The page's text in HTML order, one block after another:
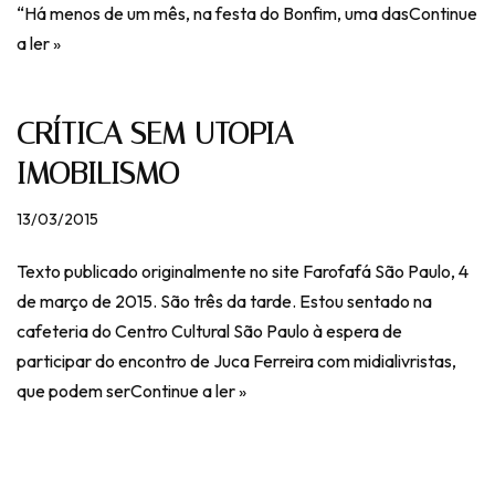
“Há menos de um mês, na festa do Bonfim, uma dasContinue
a ler »
CRÍTICA SEM UTOPIA =
IMOBILISMO
13/03/2015
Texto publicado originalmente no site Farofafá São Paulo, 4
de março de 2015. São três da tarde. Estou sentado na
cafeteria do Centro Cultural São Paulo à espera de
participar do encontro de Juca Ferreira com midialivristas,
que podem serContinue a ler »